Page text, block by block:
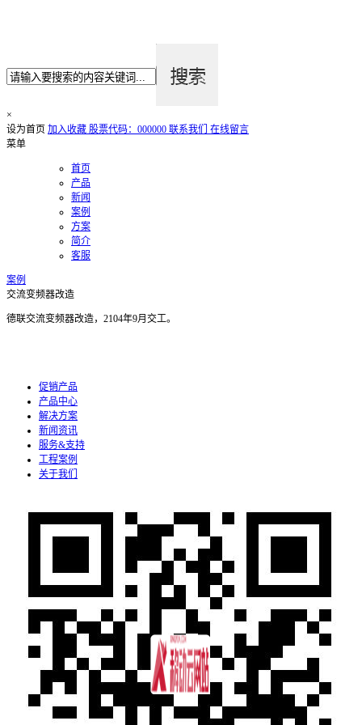
×
设为首页 加入收藏 股票代码：000000 联系我们 在线留言
菜单
首页
产品
新闻
案例
方案
简介
客服
案例
交流变频器改造
德联交流变频器改造，2104年9月交工。
促销产品
产品中心
解决方案
新闻资讯
服务&支持
工程案例
关于我们